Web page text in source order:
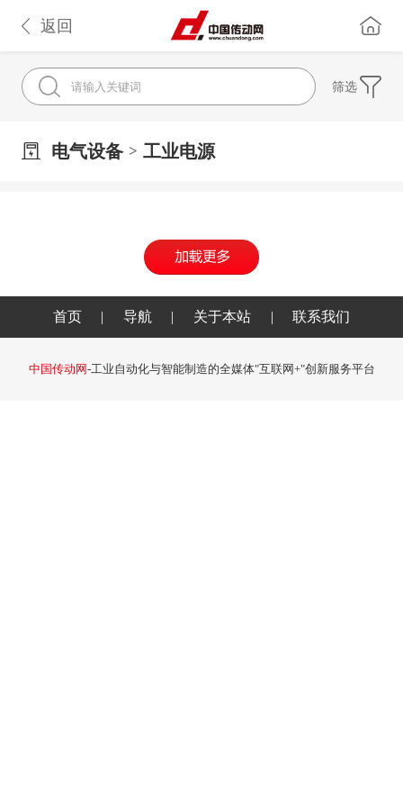
返回
筛选
电气设备 > 工业电源
首页 | 导航 | 关于本站 | 联系我们
中国传动网-工业自动化与智能制造的全媒体"互联网+"创新服务平台